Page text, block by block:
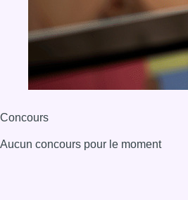
Concours
Aucun concours pour le moment